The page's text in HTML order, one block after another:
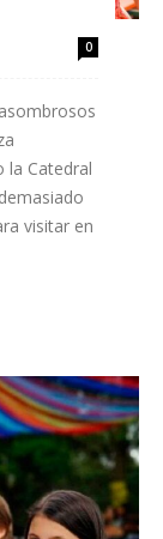
0
la Catedral
visitar en